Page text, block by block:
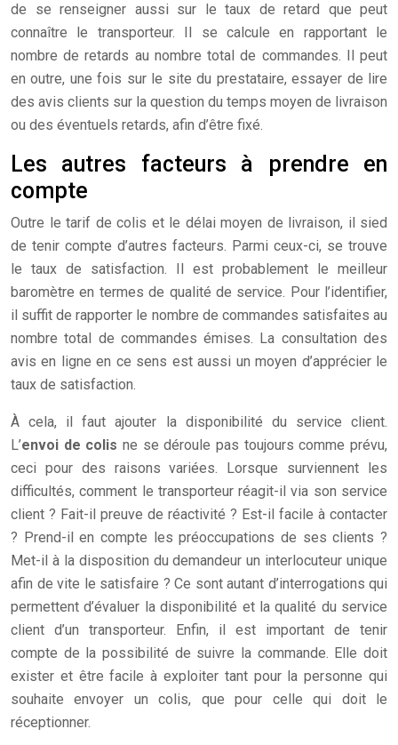
de se renseigner aussi sur le taux de retard que peut
connaître le transporteur. Il se calcule en rapportant le
nombre de retards au nombre total de commandes. Il peut
en outre, une fois sur le site du prestataire, essayer de lire
des avis clients sur la question du temps moyen de livraison
ou des éventuels retards, afin d’être fixé.
Les autres facteurs à prendre en
compte
Outre le tarif de colis et le délai moyen de livraison, il sied
de tenir compte d’autres facteurs. Parmi ceux-ci, se trouve
le taux de satisfaction. Il est probablement le meilleur
baromètre en termes de qualité de service. Pour l’identifier,
il suffit de rapporter le nombre de commandes satisfaites au
nombre total de commandes émises. La consultation des
avis en ligne en ce sens est aussi un moyen d’apprécier le
taux de satisfaction.
À cela, il faut ajouter la disponibilité du service client.
L’envoi de colis ne se déroule pas toujours comme prévu,
ceci pour des raisons variées. Lorsque surviennent les
difficultés, comment le transporteur réagit-il via son service
client ? Fait-il preuve de réactivité ? Est-il facile à contacter
? Prend-il en compte les préoccupations de ses clients ?
Met-il à la disposition du demandeur un interlocuteur unique
afin de vite le satisfaire ? Ce sont autant d’interrogations qui
permettent d’évaluer la disponibilité et la qualité du service
client d’un transporteur. Enfin, il est important de tenir
compte de la possibilité de suivre la commande. Elle doit
exister et être facile à exploiter tant pour la personne qui
souhaite envoyer un colis, que pour celle qui doit le
réceptionner.